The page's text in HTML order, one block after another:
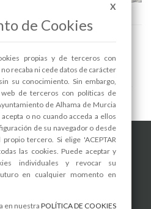
en Facebook
las Redes
X
de Cookies
propias y de terceros con
recaba ni cede datos de carácter
su conocimiento. Sin embargo,
de terceros con políticas de
de Alhama de Murcia
o no cuando acceda a ellos
de su navegador o desde
tercero. Si elige 'ACEPTAR
las cookies. Puede aceptar y
individuales y revocar su
en cualquier momento en
en nuestra POLÍTICA DE COOKIES